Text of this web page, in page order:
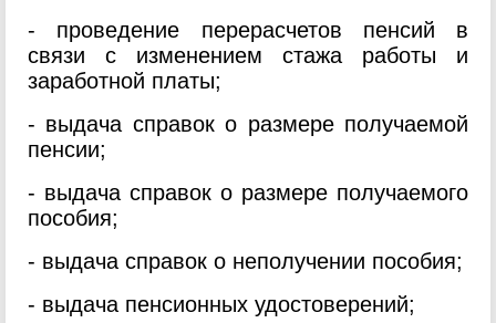
- проведение перерасчетов пенсий в
связи с изменением стажа работы и
заработной платы;
- выдача справок о размере получаемой
пенсии;
- выдача справок о размере получаемого
пособия;
- выдача справок о неполучении пособия;
- выдача пенсионных удостоверений;